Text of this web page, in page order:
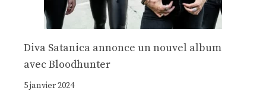
Diva Satanica annonce un nouvel album
avec Bloodhunter
5 janvier 2024